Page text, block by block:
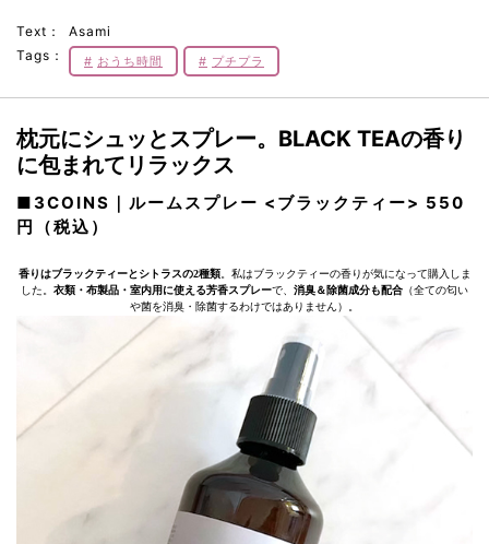
Text：
Asami
Tags：
おうち時間 プチプラ
枕元にシュッとスプレー。BLACK TEAの香り
に包まれてリラックス
■3COINS｜ルームスプレー <ブラックティー> 550
円（税込）
香りはブラックティーとシトラスの2種類。私はブラックティーの香りが気になって購入しま
した。 衣類・布製品・室内用に使える芳香スプレーで、 消臭＆除菌成分も配合 （全ての匂い
や菌を消臭・除菌するわけではありません）。